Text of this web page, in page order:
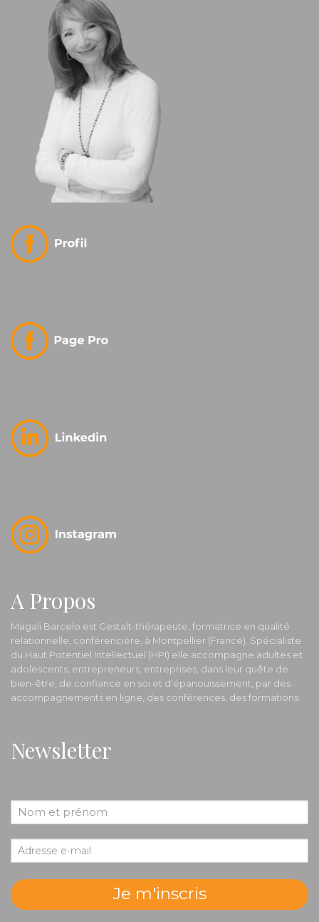
A Propos
Magali Barcelo est Gestalt-thérapeute, formatrice en qualité
relationnelle, conférencière, à Montpellier (France). Spécialiste
du Haut Potentiel Intellectuel (HPI) elle accompagne adultes et
adolescents, entrepreneurs, entreprises, dans leur quête de
bien-être, de confiance en soi et d'épanouissement, par des
accompagnements en ligne, des conférences, des formations.
Newsletter
Je m'inscris